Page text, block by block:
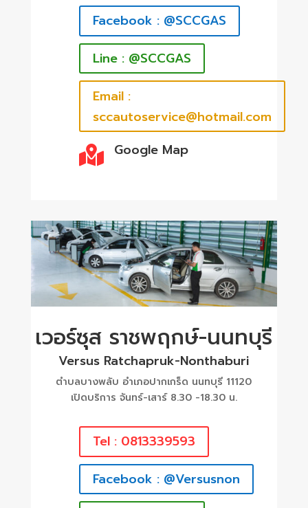
Facebook : @SCCGAS
Line : @SCCGAS
Email :
sccautoservice@hotmail.com
 Google Map
เวอร์ซุส ราชพฤกษ์-นนทบุรี
Versus Ratchapruk-Nonthaburi
ตำบลบางพลับ อำเภอปากเกร็ด นนทบุรี 11120
เปิดบริการ จันทร์-เสาร์ 8.30 -18.30 น.
Tel : 0813339593
Facebook : @Versusnon